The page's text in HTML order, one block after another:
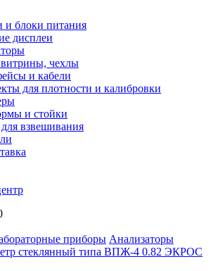
и блоки питания
дисплеи
чехлы
и кабели
для плотности и калибровки
и стойки
взвешивания
приборы Анализаторы
стеклянный типа ВПЖ-4 0.82 ЭКРОС